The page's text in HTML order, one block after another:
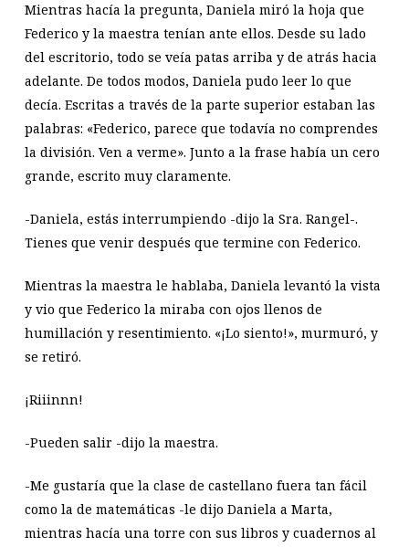
Mientras hacía la pregunta, Daniela miró la hoja que
Federico y la maestra tenían ante ellos. Desde su lado
del escritorio, todo se veía patas arriba y de atrás hacia
adelante. De todos modos, Daniela pudo leer lo que
decía. Escritas a través de la parte superior estaban las
palabras: «Federico, parece que todavía no comprendes
la división. Ven a verme». Junto a la frase había un cero
grande, escrito muy claramente.
-Daniela, estás interrumpiendo -dijo la Sra. Rangel-.
Tienes que venir después que termine con Federico.
Mientras la maestra le hablaba, Daniela levantó la vista
y vio que Federico la miraba con ojos llenos de
humillación y resentimiento. «¡Lo siento!», murmuró, y
se retiró.
¡Riiinnn!
-Pueden salir -dijo la maestra.
-Me gustaría que la clase de castellano fuera tan fácil
como la de matemáticas -le dijo Daniela a Marta,
mientras hacía una torre con sus libros y cuadernos al